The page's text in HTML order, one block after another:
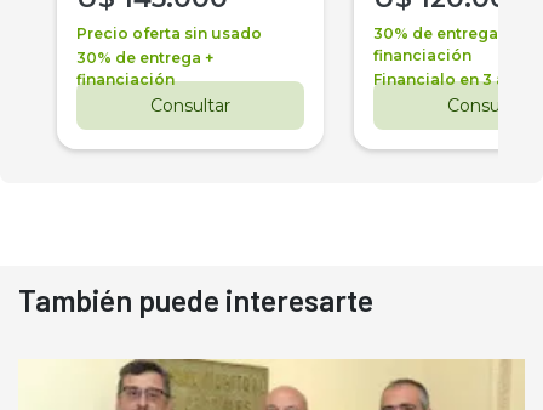
Precio oferta sin usado
30% de entrega +
financiación
Consultar
30% de entrega +
financiación
Financialo en 3 años
Consultar
También puede interesarte